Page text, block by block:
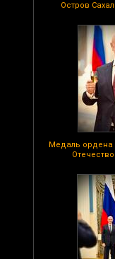
Остров
Медаль ордена